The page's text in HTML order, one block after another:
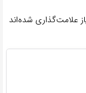
علامت‌گذاری شده‌اند